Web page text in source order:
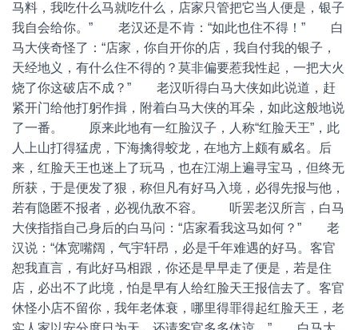
马料，我吃什么马就吃什么，店家只管把它当人便是，银子
我自会给你。” 老汉还是不肯：“如此也住不得！” 白
马大侠奇怪了：“店家，你自开你的店，我自付我的银子，
天经地义，有什么住不得的？莫非偏要惹我性起，一把大火
烧了你这破店不成？” 老汉听得白马大侠如此说道，赶
紧开门给他打躬作揖，附着白马大侠的耳朵，如此这般地说
了一番。 原来此地有一红脸汉子，人称“红脸天王”，此
人上山打得猛虎，下海擒得蛟龙，在地方上颇有威名。后
来，红脸天王也迷上了玩马，也在江湖上遍寻宝马，但终无
所获，于是便发了狠，称但凡有好马入境，必得先报与他，
若有隐匿不报者，必视仇敌不容。 听罢老汉所言，白马
大侠指指自己身后的白马问：“店家看我这马如何？” 老
汉说：“体宽嘴阔，气宇轩昂，必是千年难遇的好马。客官
恕我直言，有此好马相跟，你还是早早走了便是，若是住
店，必出不了此境，怕是早有人给红脸天王报信去了。客官
休怪小店不留你，我年老体衰，哪里得罪得起红脸天王，老